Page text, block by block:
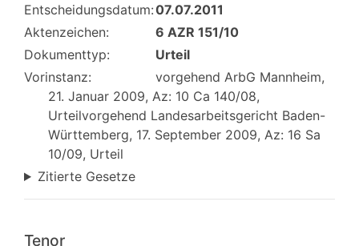
Entscheidungsdatum:07.07.2011
Aktenzeichen:
6 AZR 151/10
Dokumenttyp:
Urteil
Vorinstanz:
vorgehend ArbG Mannheim,
21. Januar 2009, Az: 10 Ca 140/08,
Urteilvorgehend Landesarbeitsgericht Baden-
Württemberg, 17. September 2009, Az: 16 Sa
10/09, Urteil
Zitierte Gesetze
Tenor